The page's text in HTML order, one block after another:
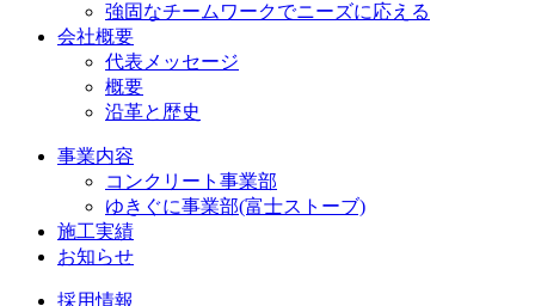
強固なチームワークでニーズに応える
会社概要
代表メッセージ
概要
沿革と歴史
事業内容
コンクリート事業部
ゆきぐに事業部(富士ストーブ)
施工実績
お知らせ
採用情報